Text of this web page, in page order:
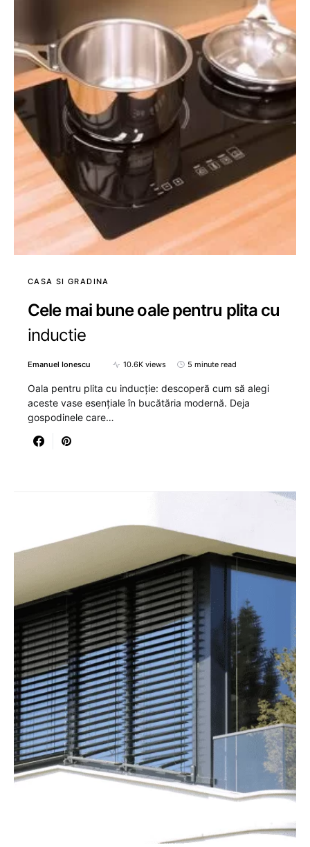
CASA SI GRADINA
Cele mai bune oale pentru plita cu
inductie
Emanuel Ionescu 10.6K views 5 minute read
Oala pentru plita cu inducție: descoperă cum să alegi
aceste vase esențiale în bucătăria modernă. Deja
gospodinele care…